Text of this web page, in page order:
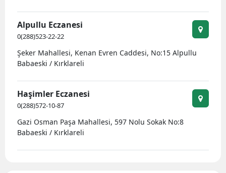
Alpullu Eczanesi
0(288)523-22-22
Şeker Mahallesi, Kenan Evren Caddesi, No:15 Alpullu
Babaeski / Kırklareli
Haşimler Eczanesi
0(288)572-10-87
Gazi Osman Paşa Mahallesi, 597 Nolu Sokak No:8
Babaeski / Kırklareli